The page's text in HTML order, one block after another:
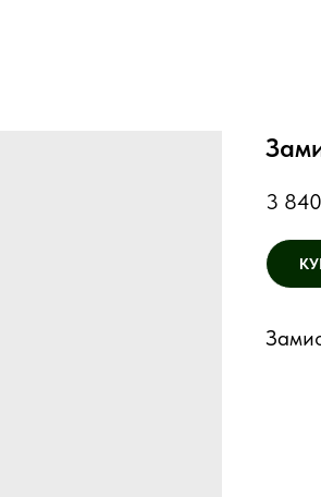
3 840